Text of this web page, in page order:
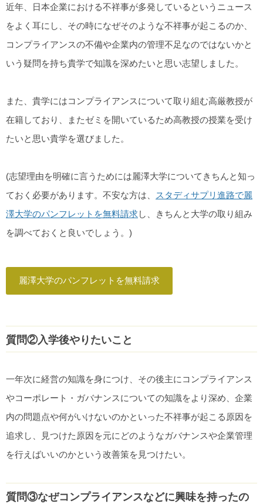
近年、日本企業における不祥事が多発しているというニュース
をよく耳にし、その時になぜそのような不祥事が起こるのか、
コンプライアンスの不備や企業内の管理不足なのではないかと
いう疑問を持ち貴学で知識を深めたいと思い志望しました。
また、貴学にはコンプライアンスについて取り組む高厳教授が
在籍しており、またゼミを開いているため高教授の授業を受け
たいと思い貴学を選びました。
(志望理由を明確に言うためには麗澤大学についてきちんと知っ
ておく必要があります。不安な方は、
スタディサプリ進路で麗
澤大学のパンフレットを無料請求し、きちんと大学の取り組み
を調べておくと良いでしょう。)
麗澤大学のパンフレットを無料請求
質問②入学後やりたいこと
一年次に経営の知識を身につけ、その後主にコンプライアンス
やコーポレート・ガバナンスについての知識をより深め、企業
内の問題点や何がいけないのかといった不祥事が起こる原因を
追求し、見つけた原因を元にどのようなガバナンスや企業管理
を行えばいいのかという改善策を見つけたい。
質問③なぜコンプライアンスなどに興味を持ったの